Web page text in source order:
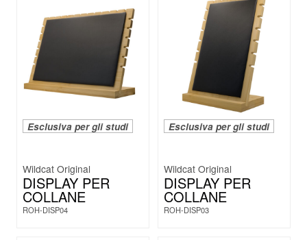
Esclusiva per gli studi
Wildcat Original
DISPLAY PER
COLLANE
ROH-DISP04
Esclusiva per gli studi
Wildcat Original
DISPLAY PER
COLLANE
ROH-DISP03